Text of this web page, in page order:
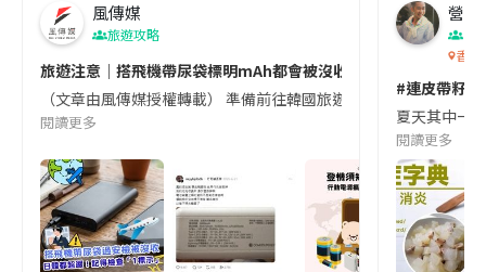
風傳媒
旅遊攻略
旅遊注意｜搭飛機帶尿袋標明mAh都會被沒收😱出發前切記檢查
（文章由風傳媒授權轉載） 準備前往韓國旅遊的民眾，近期要
閱讀更多
營養
香港
#連皮帶籽
夏天其中一
閱讀更多